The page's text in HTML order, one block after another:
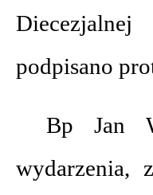
podpisano
Bp Jan
wydarzenia,